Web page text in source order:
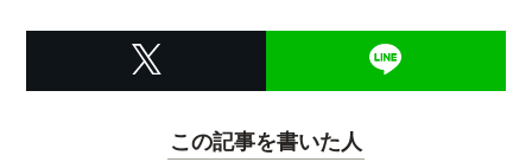
この記事を書いた人